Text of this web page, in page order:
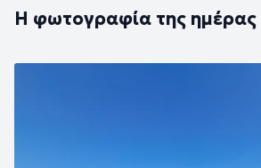
Η φωτογραφία της ημέρας